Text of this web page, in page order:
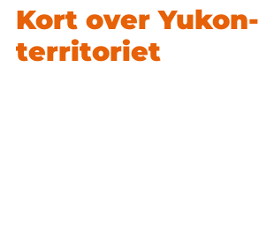
Kort over Yukon-
territoriet